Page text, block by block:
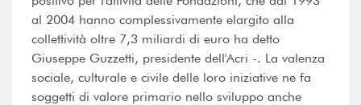
al 2004 hanno complessivamente elargito alla
collettività oltre 7,3 miliardi di euro ha detto
Giuseppe Guzzetti, presidente dell'Acri -. La valenza
sociale, culturale e civile delle loro iniziative ne fa
soggetti di valore primario nello sviluppo anche